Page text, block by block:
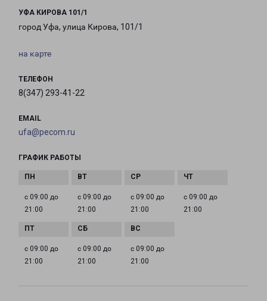
УФА КИРОВА 101/1
город Уфа, улица Кирова, 101/1
на карте
ТЕЛЕФОН
8(347) 293-41-22
EMAIL
ufa@pecom.ru
ГРАФИК РАБОТЫ
с 09:00 до
21:00
с 09:00 до
21:00
с 09:00 до
21:00
с 09:00 до
21:00
с 09:00 до
21:00
с 09:00 до
21:00
с 09:00 до
21:00